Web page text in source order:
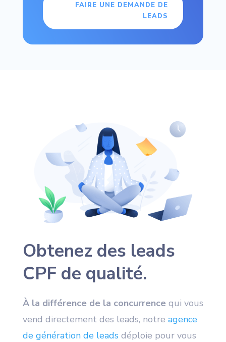
FAIRE UNE DEMANDE DE
LEADS
Obtenez des leads
CPF de qualité.
À la différence de la concurrencequi vous
vend directement des leads, notre agence
de génération de leads déploie pour vous